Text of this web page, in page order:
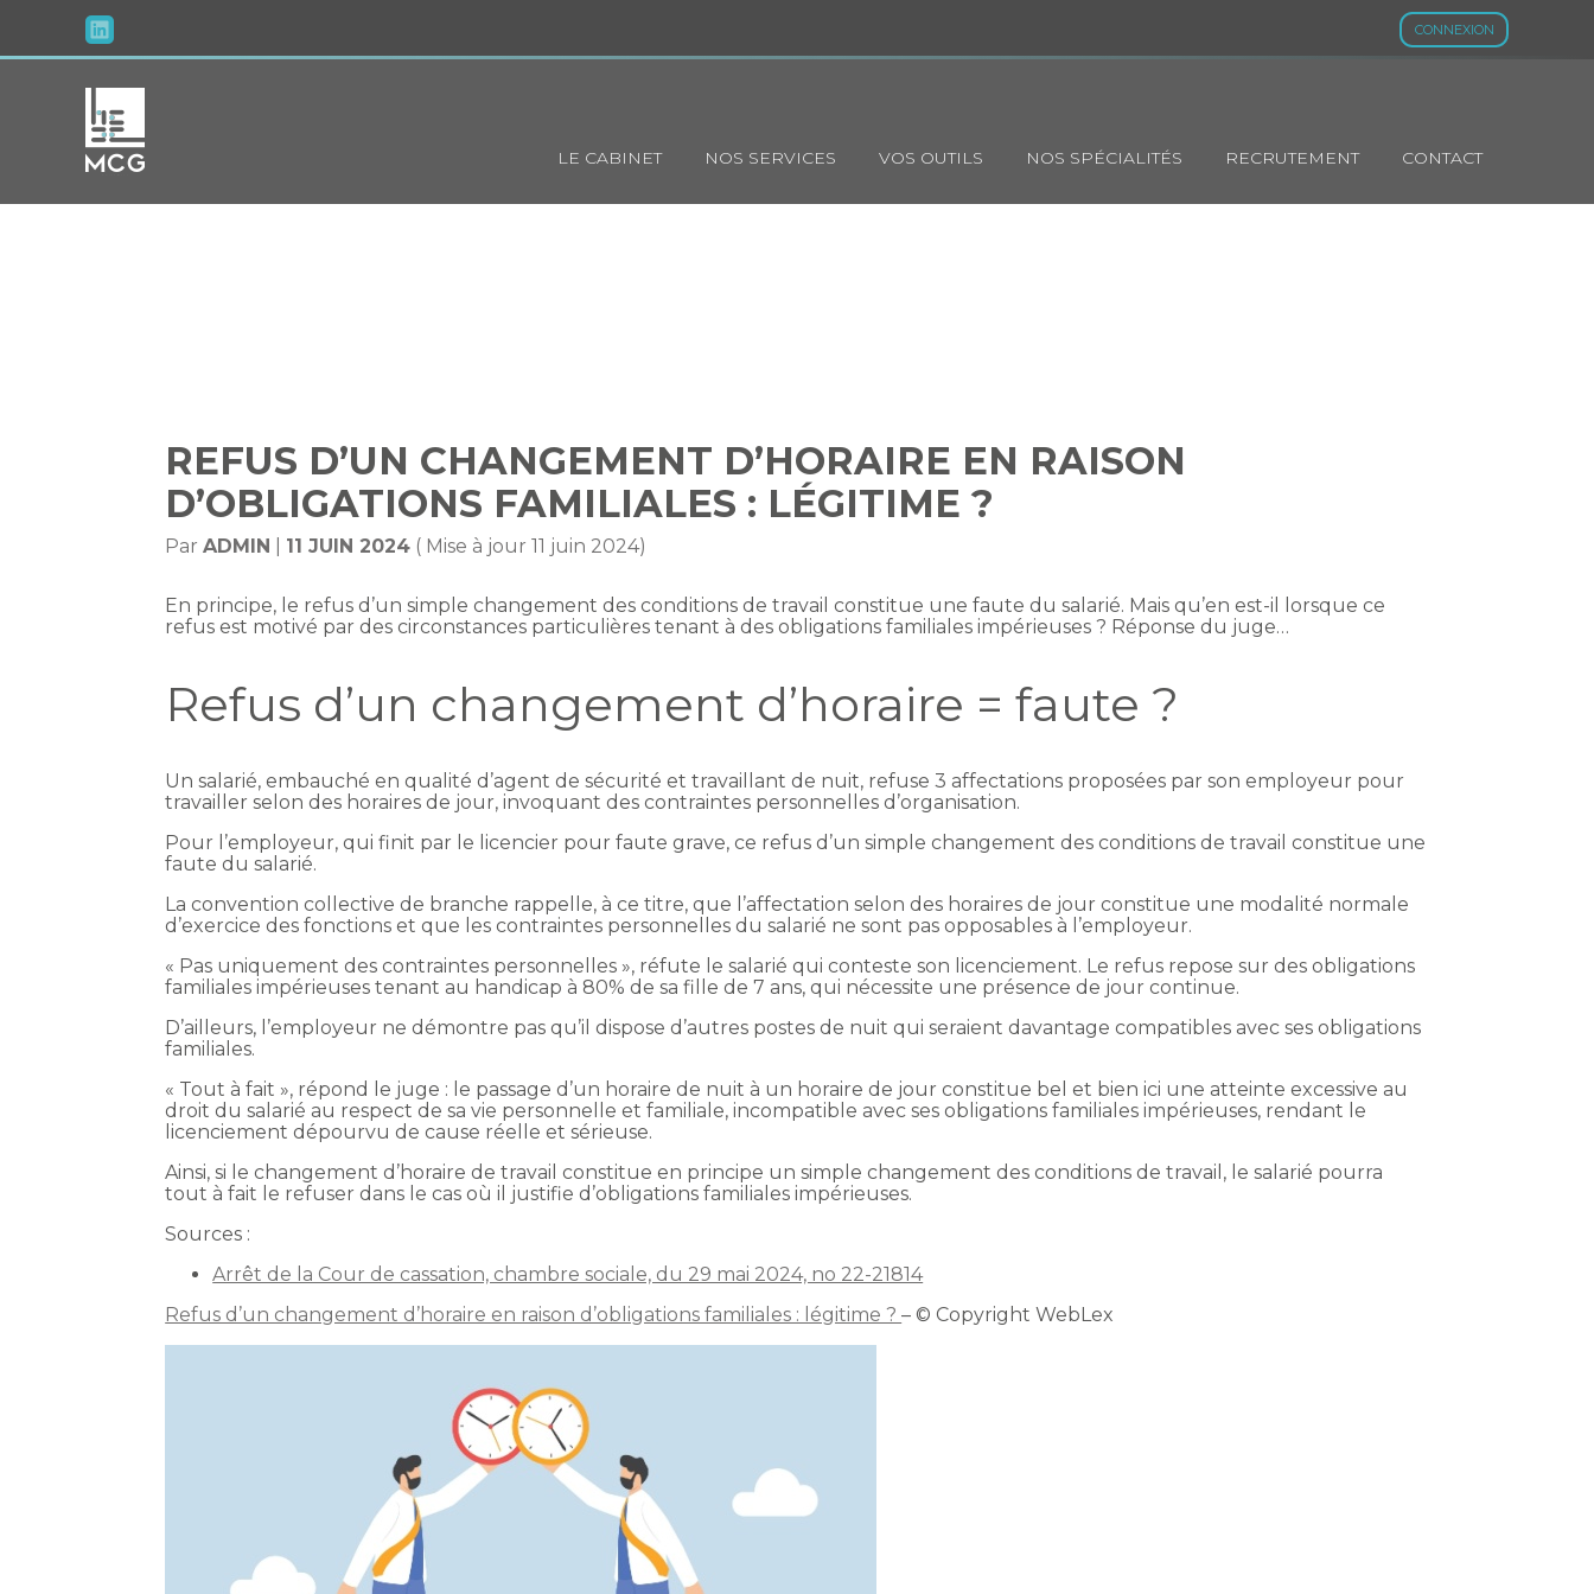
CONNEXION
au
Principal
LE CABINET NOS SERVICES VOS OUTILS NOS SPÉCIALITÉS RECRUTEMENT CONTACT
REFUS D’UN CHANGEMENT D’HORAIRE EN RAISON
D’OBLIGATIONS FAMILIALES : LÉGITIME ?
ParADMIN 11 JUIN 2024 ( Mise à jour 11 juin 2024)
En principe, le refus d’un simple changement des conditions de travail constitue une faute du salarié. Mais qu’en est-il lorsque ce
refus est motivé par des circonstances particulières tenant à des obligations familiales impérieuses ? Réponse du juge…
Refus d’un changement d’horaire = faute ?
Un salarié, embauché en qualité d’agent de sécurité et travaillant de nuit, refuse 3 affectations proposées par son employeur pour
travailler selon des horaires de jour, invoquant des contraintes personnelles d’organisation.
Pour l’employeur, qui finit par le licencier pour faute grave, ce refus d’un simple changement des conditions de travail constitue une
faute du salarié.
La convention collective de branche rappelle, à ce titre, que l’affectation selon des horaires de jour constitue une modalité normale
d’exercice des fonctions et que les contraintes personnelles du salarié ne sont pas opposables à l’employeur.
« Pas uniquement des contraintes personnelles », réfute le salarié qui conteste son licenciement. Le refus repose sur des obligations
familiales impérieuses tenant au handicap à 80% de sa fille de 7 ans, qui nécessite une présence de jour continue.
D’ailleurs, l’employeur ne démontre pas qu’il dispose d’autres postes de nuit qui seraient davantage compatibles avec ses obligations
familiales.
« Tout à fait », répond le juge : le passage d’un horaire de nuit à un horaire de jour constitue bel et bien ici une atteinte excessive au
droit du salarié au respect de sa vie personnelle et familiale, incompatible avec ses obligations familiales impérieuses, rendant le
licenciement dépourvu de cause réelle et sérieuse.
Ainsi, si le changement d’horaire de travail constitue en principe un simple changement des conditions de travail, le salarié pourra
tout à fait le refuser dans le cas où il justifie d’obligations familiales impérieuses.
Sources :
Arrêt de la Cour de cassation, chambre sociale, du 29 mai 2024, no 22-21814
Refus d’un changement d’horaire en raison d’obligations familiales : légitime ?– © Copyright WebLex